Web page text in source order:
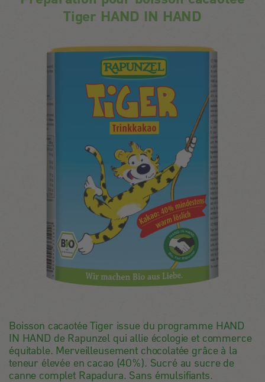
Tiger HAND IN HAND
Boisson cacaotée Tiger issue du programme HAND
IN HAND de Rapunzel qui allie écologie et commerce
équitable. Merveilleusement chocolatée grâce à la
teneur élevée en cacao (40%). Sucré au sucre de
canne complet Rapadura. Sans émulsifiants.